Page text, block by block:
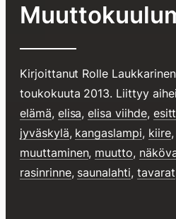
Kirjoittanut Rolle Laukkarinen
toukokuuta 2013. Liittyy
elämä, elisa,elisa viihde,
jyväskylä, kangaslampi, kiire,
muuttaminen, muutto,
rasinrinne, saunalahti, tavarat